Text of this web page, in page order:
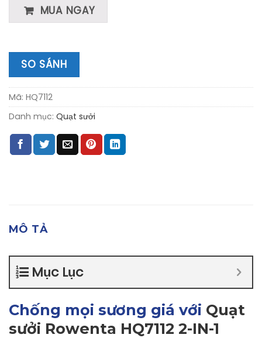
MUA NGAY
SO SÁNH
Mã: HQ7112
Danh mục: Quạt sưởi
MÔ TẢ
Mục Lục
Chống mọi sương giá với Quạt
sưởi Rowenta HQ7112 2-IN-1